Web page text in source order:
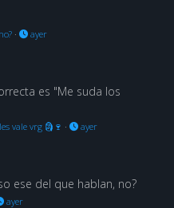
· ayer
es "Me suda los
vale vrg 🗿🍷 · ayer
ese del que hablan, no?
ayer